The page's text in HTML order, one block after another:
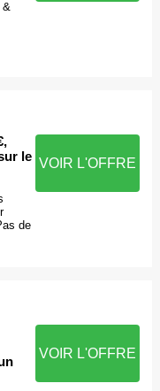
&
le
de
VOIR L'OFFRE
VOIR L'OFFRE